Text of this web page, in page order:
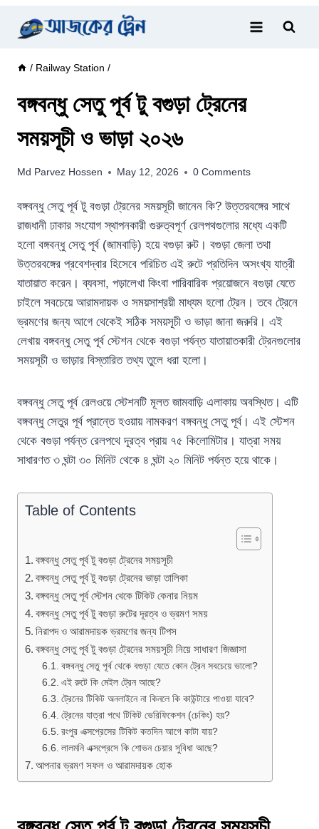
/ Railway Station /
বঙ্গবন্ধু সেতু পূর্ব টু বগুড়া ট্রেনের
সময়সূচী ও ভাড়া ২০২৬
Md Parvez Hossen May 12, 2026 0 Comments
বঙ্গবন্ধু সেতু পূর্ব টু বগুড়া ট্রেনের সময়সূচী জানেন কি? উত্তরবঙ্গের সাথে
রাজধানী ঢাকার সংযোগ স্থাপনকারী গুরুত্বপূর্ণ রেলপথগুলোর মধ্যে একটি
হলো বঙ্গবন্ধু সেতু পূর্ব (জামবাড়ি) হয়ে বগুড়া রুট। বগুড়া জেলা তথা
উত্তরবঙ্গের প্রবেশদ্বার হিসেবে পরিচিত এই রুটে প্রতিদিন অসংখ্য যাত্রী
যাতায়াত করেন। ব্যবসা, পড়ালেখা কিংবা পারিবারিক প্রয়োজনে বগুড়া যেতে
চাইলে সবচেয়ে আরামদায়ক ও সময়সাশ্রয়ী মাধ্যম হলো ট্রেন। তবে ট্রেনে
ভ্রমণের জন্য আগে থেকেই সঠিক সময়সূচী ও ভাড়া জানা জরুরি। এই
লেখায় বঙ্গবন্ধু সেতু পূর্ব স্টেশন থেকে বগুড়া পর্যন্ত যাতায়াতকারী ট্রেনগুলোর
সময়সূচী ও ভাড়ার বিস্তারিত তথ্য তুলে ধরা হলো।
বঙ্গবন্ধু সেতু পূর্ব রেলওয়ে স্টেশনটি মূলত জামবাড়ি এলাকায় অবস্থিত। এটি
বঙ্গবন্ধু সেতুর পূর্ব প্রান্তে হওয়ায় নামকরণ বঙ্গবন্ধু সেতু পূর্ব। এই স্টেশন
থেকে বগুড়া পর্যন্ত রেলপথে দূরত্ব প্রায় ৭৫ কিলোমিটার। যাত্রা সময়
সাধারণত ৩ ঘন্টা ৩০ মিনিট থেকে ৪ ঘন্টা ২০ মিনিট পর্যন্ত হয়ে থাকে।
Table of Contents
বঙ্গবন্ধু সেতু পূর্ব টু বগুড়া ট্রেনের সময়সূচী
বঙ্গবন্ধু সেতু পূর্ব টু বগুড়া ট্রেনের ভাড়া তালিকা
বঙ্গবন্ধু সেতু পূর্ব স্টেশন থেকে টিকিট কেনার নিয়ম
বঙ্গবন্ধু সেতু পূর্ব টু বগুড়া রুটের দূরত্ব ও ভ্রমণ সময়
নিরাপদ ও আরামদায়ক ভ্রমণের জন্য টিপস
বঙ্গবন্ধু সেতু পূর্ব টু বগুড়া ট্রেনের সময়সূচী নিয়ে সাধারণ জিজ্ঞাসা
বঙ্গবন্ধু সেতু পূর্ব থেকে বগুড়া যেতে কোন ট্রেন সবচেয়ে ভালো?
এই রুটে কি মেইল ট্রেন আছে?
ট্রেনের টিকিট অনলাইনে না কিনলে কি কাউন্টারে পাওয়া যাবে?
ট্রেনের যাত্রা পথে টিকিট ভেরিফিকেশন (চেকিং) হয়?
রংপুর এক্সপ্রেসের টিকিট কতদিন আগে কাটা যায়?
লালমনি এক্সপ্রেসে কি শোভন চেয়ার সুবিধা আছে?
আপনার ভ্রমণ সফল ও আরামদায়ক হোক